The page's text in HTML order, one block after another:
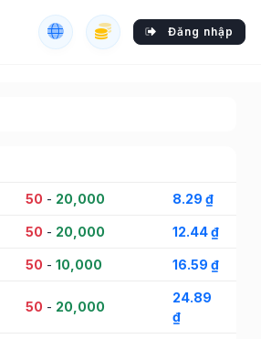
Đăng nhập
50 - 20,000 8.29 ₫
50 - 20,000 12.44 ₫
50 - 10,000 16.59 ₫
50 - 20,000
24.89
₫